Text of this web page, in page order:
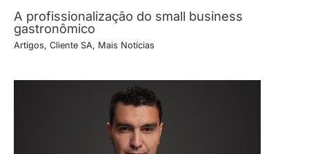
A profissionalização do small business
gastronômico
Artigos, Cliente SA, Mais Notícias